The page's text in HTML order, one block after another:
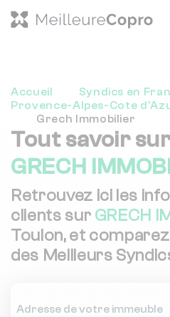
Accueil
Syndics en
Provence-Alpes-Cote
Grech Immobilier
Tout savoir
GRECH
Retrouvez ici les
clients sur GRECH
Toulon, et
des Meilleurs